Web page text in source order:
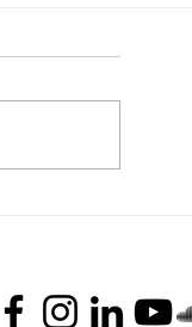
stoppe
afbrænding